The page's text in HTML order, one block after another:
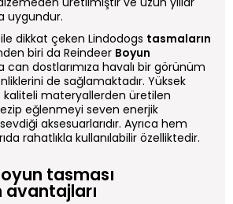
uygundur.
dikkat çeken Lindodogs tasmaların
biri da Reindeer Boyun
can dostlarımıza havalı bir görünüm
de sağlamaktadır. Yüksek
kaliteli materyallerden üretilen
eğlenmeyi seven enerjik
aksesuarlarıdır. Ayrıca hem
rahatlıkla kullanılabilir özelliktedir.
tasması
avantajları